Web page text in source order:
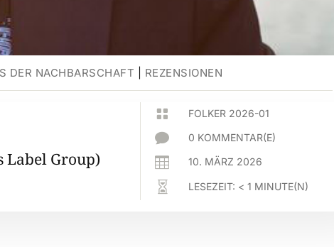
DER NACHBARSCHAFT REZENSIONEN
Label Group)
 FOLKER 2026-01
 0 KOMMENTAR(E)
 10. MÄRZ 2026
 LESEZEIT: < 1 MINUTE(N)